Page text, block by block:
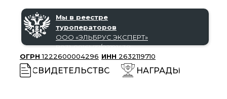
СВИДЕТЕЛЬСТВО
ОГРН 1222600004296 ИНН 2632119710
НАГРАДЫ
Мы в реестре
туроператоров
ООО «‎ЭЛЬБРУС ЭКСПЕРТ»‎
В031-00161-77/02191438